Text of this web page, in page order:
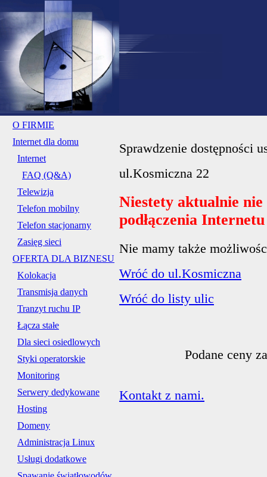
O FIRMIE
Internet dla domu
Internet
FAQ (Q&A)
Telewizja
Telefon mobilny
Telefon stacjonarny
Zasięg sieci
OFERTA DLA BIZNESU
Kolokacja
Transmisja danych
Tranzyt ruchu IP
Łącza stałe
Dla sieci osiedlowych
Styki operatorskie
Monitoring
Serwery dedykowane
Hosting
Domeny
Administracja Linux
Usługi dodatkowe
Sprawdzenie dostępności
ul.Kosmiczna 22
Niestety aktualnie
podłączenia
Nie mamy także
Wróć do ul.Kosmiczna
Wróć do listy ulic
Podane ceny
Kontakt z nami.